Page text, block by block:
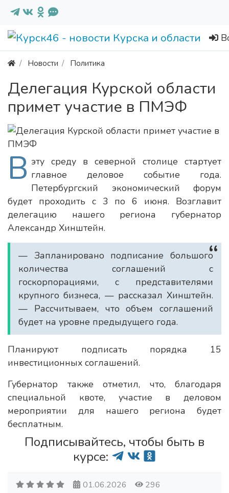
Новости Политика
Делегация Курской области
примет участие в ПМЭФ
В эту среду в северной столице стартует
главное деловое событие года.
Петербургский экономический форум
будет проходить с 3 по 6 июня. Возглавит
делегацию нашего региона губернатор
Александр Хинштейн.
— Запланировано подписание большого
количества соглашений с
госкорпорациями, с представителями
крупного бизнеса, — рассказал Хинштейн.
— Рассчитываем, что объем соглашений
будет на уровне предыдущего года.
Планируют подписать порядка 15
инвестиционных соглашений.
Губернатор также отметил, что, благодаря
специальной квоте, участие в деловом
мероприятии для нашего региона будет
бесплатным.
Подписывайтесь, чтобы быть в
курсе:
01.06.2026 296